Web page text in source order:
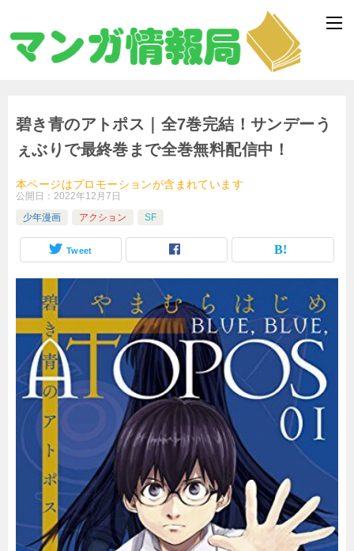
碧き青のアトポス｜全7巻完結！サンデーう
ぇぶりで最終巻まで全巻無料配信中！
本ページはプロモーションが含まれています
公開日： 2022年12月7日
少年漫画
アクション SF
Tweet